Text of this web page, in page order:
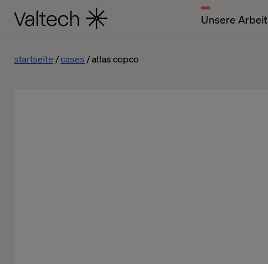
Unsere Arbeit
startseite cases atlas copco